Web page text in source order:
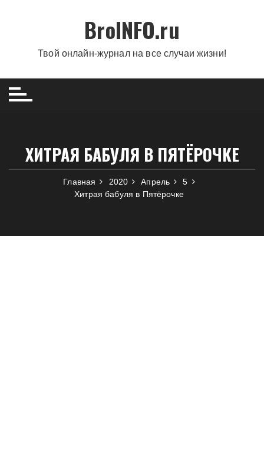
BroINFO.ru
Твой онлайн-журнал на все случаи жизни!
ХИТРАЯ БАБУЛЯ В ПЯТЁРОЧКЕ
Главная 2020 Апрель
5
Хитрая бабуля в Пятёрочке